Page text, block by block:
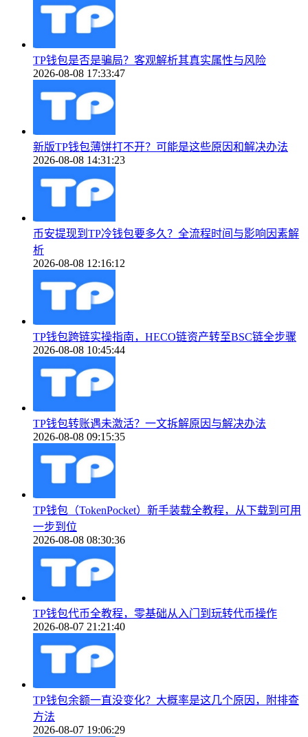
TP钱包是否是骗局？客观解析其真实属性与风险
2026-08-08 17:33:47
新版TP钱包薄饼打不开？可能是这些原因和解决办法
2026-08-08 14:31:23
币安提现到TP冷钱包要多久？全流程时间与影响因素解
析
2026-08-08 12:16:12
TP钱包跨链实操指南，HECO链资产转至BSC链全步骤
2026-08-08 10:45:44
TP钱包转账遇未激活？一文拆解原因与解决办法
2026-08-08 09:15:35
TP钱包（TokenPocket）新手装载全教程，从下载到可用
一步到位
2026-08-08 08:30:36
TP钱包代币全教程，零基础从入门到玩转代币操作
2026-08-07 21:21:40
TP钱包余额一直没变化？大概率是这几个原因，附排查
方法
2026-08-07 19:06:29